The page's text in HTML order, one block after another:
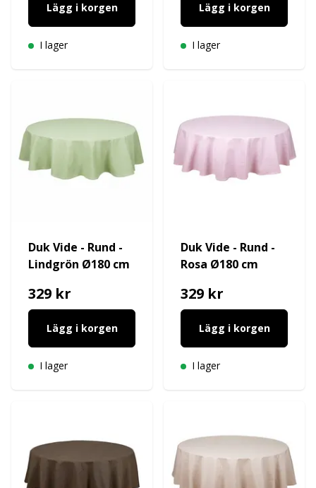
Lägg i korgen
I lager
Lägg i korgen
I lager
Duk Vide - Rund -
Lindgrön Ø180 cm
329 kr
Lägg i korgen
I lager
Duk Vide - Rund -
Rosa Ø180 cm
329 kr
Lägg i korgen
I lager